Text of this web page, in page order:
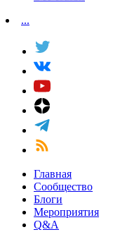
...
Главная
Сообщество
Блоги
Мероприятия
Q&A